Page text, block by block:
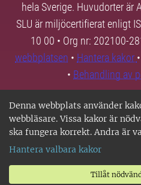
Denna webbplats använder
webbläsare. Vissa kakor är
ska fungera korrekt. Andra är
Hantera valbara kakor
Tillåt
hela Sverige. Huvudorter är
SLU är miljöcertifierat enligt
10 00 • Org nr: 202100-
webbplatsen • Hantera kakor •
• Behandling av